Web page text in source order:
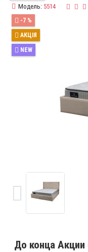
Модель: 5514
-7 %
АКЦІЯ
NEW
До конца Акции